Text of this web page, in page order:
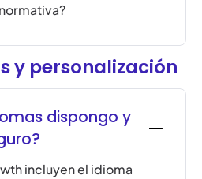
y personalización
dispongo y
incluyen el idioma